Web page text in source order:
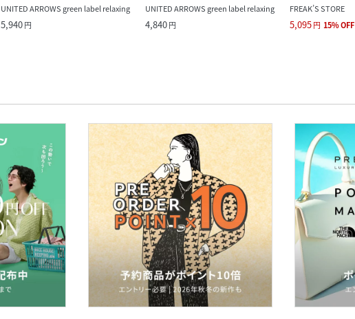
UNITED ARROWS green label relaxing
5,940円
UNITED ARROWS green label relaxing
4,840円
FREAK’S STORE
5,095円 15%OFF